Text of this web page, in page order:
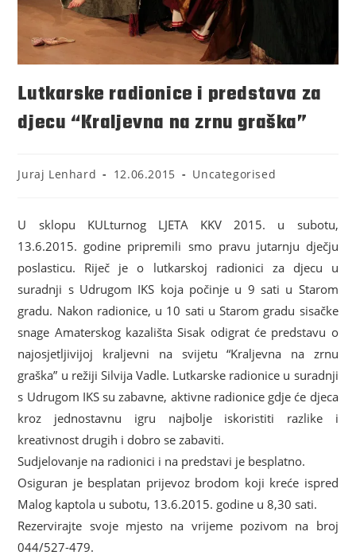
Lutkarske radionice i predstava za
djecu “Kraljevna na zrnu graška”
Juraj Lenhard 12.06.2015 Uncategorised
U sklopu KULturnog LJETA KKV 2015. u subotu,
13.6.2015. godine pripremili smo pravu jutarnju dječju
poslasticu. Riječ je o lutkarskoj radionici za djecu u
suradnji s Udrugom IKS koja počinje u 9 sati u Starom
gradu. Nakon radionice, u 10 sati u Starom gradu sisačke
snage Amaterskog kazališta Sisak odigrat će predstavu o
najosjetljivijoj kraljevni na svijetu “Kraljevna na zrnu
graška” u režiji Silvija Vadle. Lutkarske radionice u suradnji
s Udrugom IKS su zabavne, aktivne radionice gdje će djeca
kroz jednostavnu igru najbolje iskoristiti razlike i
kreativnost drugih i dobro se zabaviti.
Sudjelovanje na radionici i na predstavi je besplatno.
Osiguran je besplatan prijevoz brodom koji kreće ispred
Malog kaptola u subotu, 13.6.2015. godine u 8,30 sati.
Rezervirajte svoje mjesto na vrijeme pozivom na broj
044/527-479.